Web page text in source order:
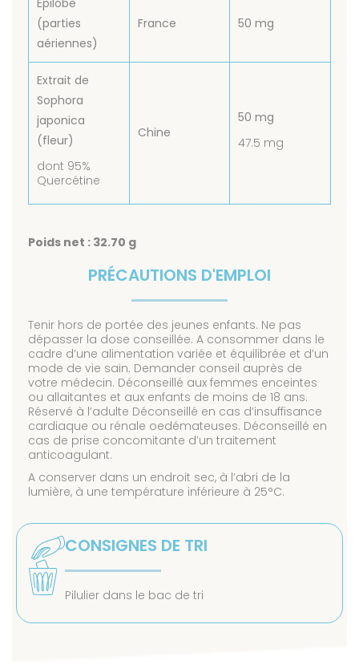
Épilobe
(parties
aériennes)
France 50 mg
Extrait de
Sophora
japonica
(fleur)
dont 95%
Quercétine
Chine
50 mg
47.5 mg
Poids net : 32.70 g
PRÉCAUTIONS D'EMPLOI
Tenir hors de portée des jeunes enfants. Ne pas
dépasser la dose conseillée. A consommer dans le
cadre d’une alimentation variée et équilibrée et d’un
mode de vie sain. Demander conseil auprès de
votre médecin. Déconseillé aux femmes enceintes
ou allaitantes et aux enfants de moins de 18 ans.
Réservé à l’adulte Déconseillé en cas d’insuffisance
cardiaque ou rénale oedémateuses. Déconseillé en
cas de prise concomitante d’un traitement
anticoagulant.
A conserver dans un endroit sec, à l’abri de la
lumière, à une température inférieure à 25°C.
CONSIGNES DE TRI
Pilulier dans le bac de tri